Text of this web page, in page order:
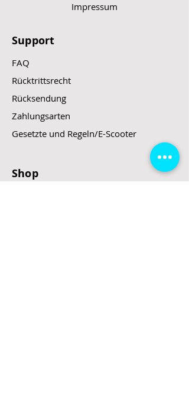
Impressum
Support
FAQ
Rücktrittsrecht
Rücksendung
Zahlungsarten
Gesetzte und Regeln/E-Scooter
Shop